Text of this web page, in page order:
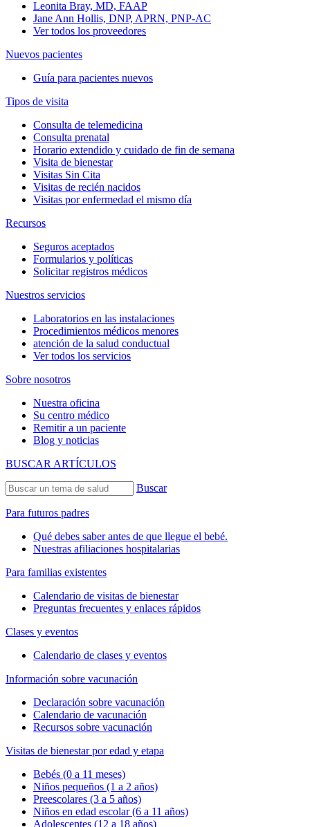
Leonita Bray, MD, FAAP
Jane Ann Hollis, DNP, APRN, PNP-AC
Ver todos los proveedores
Nuevos pacientes
Guía para pacientes nuevos
Tipos de visita
Consulta de telemedicina
Consulta prenatal
Horario extendido y cuidado de fin de semana
Visita de bienestar
Visitas Sin Cita
Visitas de recién nacidos
Visitas por enfermedad el mismo día
Recursos
Seguros aceptados
Formularios y políticas
Solicitar registros médicos
Nuestros servicios
Laboratorios en las instalaciones
Procedimientos médicos menores
atención de la salud conductual
Ver todos los servicios
Sobre nosotros
Nuestra oficina
Su centro médico
Remitir a un paciente
Blog y noticias
BUSCAR ARTÍCULOS
Buscar
Para futuros padres
Qué debes saber antes de que llegue el bebé.
Nuestras afiliaciones hospitalarias
Para familias existentes
Calendario de visitas de bienestar
Preguntas frecuentes y enlaces rápidos
Clases y eventos
Calendario de clases y eventos
Información sobre vacunación
Declaración sobre vacunación
Calendario de vacunación
Recursos sobre vacunación
Visitas de bienestar por edad y etapa
Bebés (0 a 11 meses)
Niños pequeños (1 a 2 años)
Preescolares (3 a 5 años)
Niños en edad escolar (6 a 11 años)
Adolescentes (12 a 18 años)